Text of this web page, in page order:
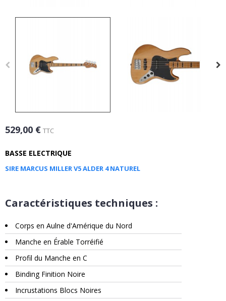
529,00 € TTC
BASSE ELECTRIQUE
SIRE MARCUS MILLER V5 ALDER 4 NATUREL
Caractéristiques techniques :
Corps en Aulne d'Amérique du Nord
Manche en Érable Torréifié
Profil du Manche en C
Binding Finition Noire
Incrustations Blocs Noires